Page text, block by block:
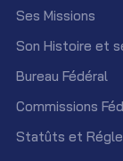
Ses Missions
Son Histoire et
Bureau Fédéral
Commissions
Statûts et